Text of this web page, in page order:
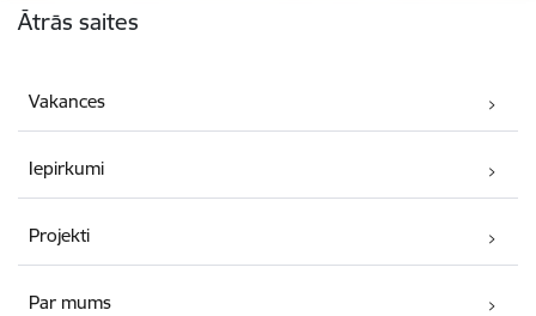
Ātrās saites
Vakances
Iepirkumi
Projekti
Par mums